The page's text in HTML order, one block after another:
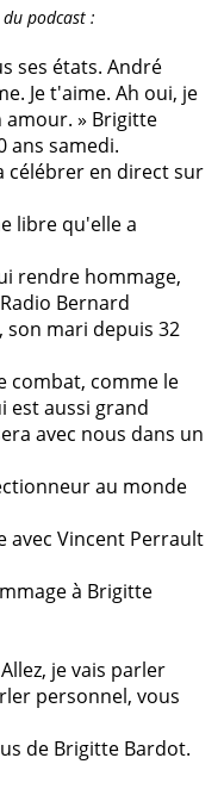
podcast :
ses états. André
Je t'aime. Ah oui, je
amour. » Brigitte
ans samedi.
célébrer en direct sur
libre qu'elle a
rendre hommage,
Bernard
son mari depuis 32
combat, comme le
est aussi grand
avec nous dans un
au monde
avec Vincent Perrault
à Brigitte
je vais parler
personnel, vous
de Brigitte Bardot.